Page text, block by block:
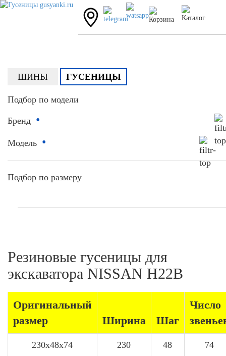
ШИНЫ ГУСЕНИЦЫ
Подбор по модели
Бренд •
Модель •
Подбор по размеру
Резиновые гусеницы для
экскаватора NISSAN H22B
Оригинальный
размер
Ширина Шаг
Число
230x48x74 230 48 74